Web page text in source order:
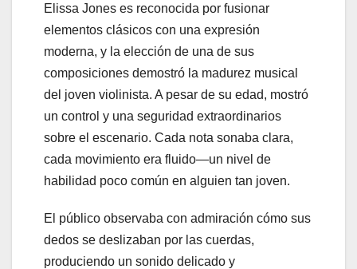
Elissa Jones es reconocida por fusionar
elementos clásicos con una expresión
moderna, y la elección de una de sus
composiciones demostró la madurez musical
del joven violinista. A pesar de su edad, mostró
un control y una seguridad extraordinarios
sobre el escenario. Cada nota sonaba clara,
cada movimiento era fluido—un nivel de
habilidad poco común en alguien tan joven.
El público observaba con admiración cómo sus
dedos se deslizaban por las cuerdas,
produciendo un sonido delicado y